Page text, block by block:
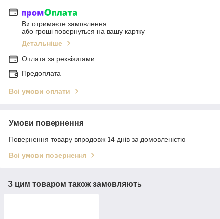
Ви отримаєте замовлення
або гроші повернуться на вашу картку
Детальніше
Оплата за реквізитами
Предоплата
Всі умови оплати
Умови повернення
Повернення товару впродовж 14 днів за домовленістю
Всі умови повернення
З цим товаром також замовляють